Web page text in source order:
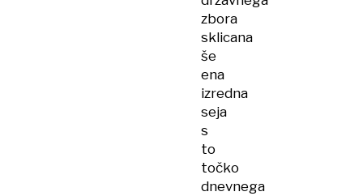
zbora
sklicana
še
ena
izredna
seja
s
to
točko
dnevnega